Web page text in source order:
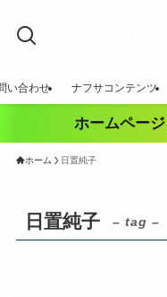
い合わせ ナフサコンテンツ
ホームペー
ホーム 日置純子
日置純子 – tag –